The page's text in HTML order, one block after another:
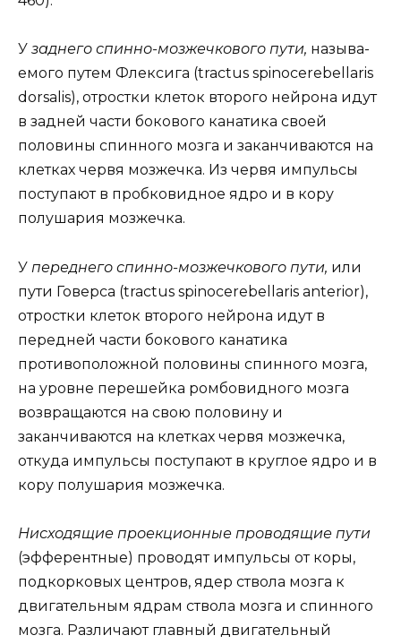
У заднего спинно-мозжечкового пути, называ-
емого путем Флексига (tractus spinocerebellaris
dorsalis), отростки клеток второго нейрона идут
в задней части бокового канатика своей
половины спинного мозга и заканчиваются на
клетках червя мозжечка. Из червя импульсы
поступают в пробковидное ядро и в кору
полушария мозжечка.
У переднего спинно-мозжечкового пути, или
пути Говерса (tractus spinocerebellaris anterior),
отростки клеток второго нейрона идут в
передней части бокового канатика
противоположной половины спинного мозга,
на уровне перешейка ромбовидного мозга
возвращаются на свою половину и
заканчиваются на клетках червя мозжечка,
откуда импульсы поступают в круглое ядро и в
кору полушария мозжечка.
Нисходящие проекционные проводящие пути
(эфферентные) проводят импульсы от коры,
подкорковых центров, ядер ствола мозга к
двигательным ядрам ствола мозга и спинного
мозга. Различают главный двигательный